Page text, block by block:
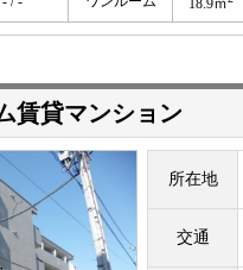
18.9ｍ
賃貸マンション
所在地
交通